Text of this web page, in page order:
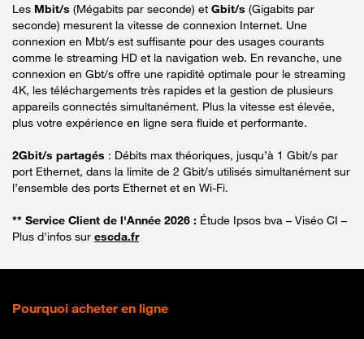
Les Mbit/s (Mégabits par seconde) et Gbit/s (Gigabits par
seconde) mesurent la vitesse de connexion Internet. Une
connexion en Mbt/s est suffisante pour des usages courants
comme le streaming HD et la navigation web. En revanche, une
connexion en Gbt/s offre une rapidité optimale pour le streaming
4K, les téléchargements très rapides et la gestion de plusieurs
appareils connectés simultanément. Plus la vitesse est élevée,
plus votre expérience en ligne sera fluide et performante.
2Gbit/s partagés : Débits max théoriques, jusqu’à 1 Gbit/s par
port Ethernet, dans la limite de 2 Gbit/s utilisés simultanément sur
l’ensemble des ports Ethernet et en Wi-Fi.
** Service Client de l'Année 2026 : Étude Ipsos bva – Viséo CI –
Plus d'infos sur escda.fr
Pourquoi acheter en ligne